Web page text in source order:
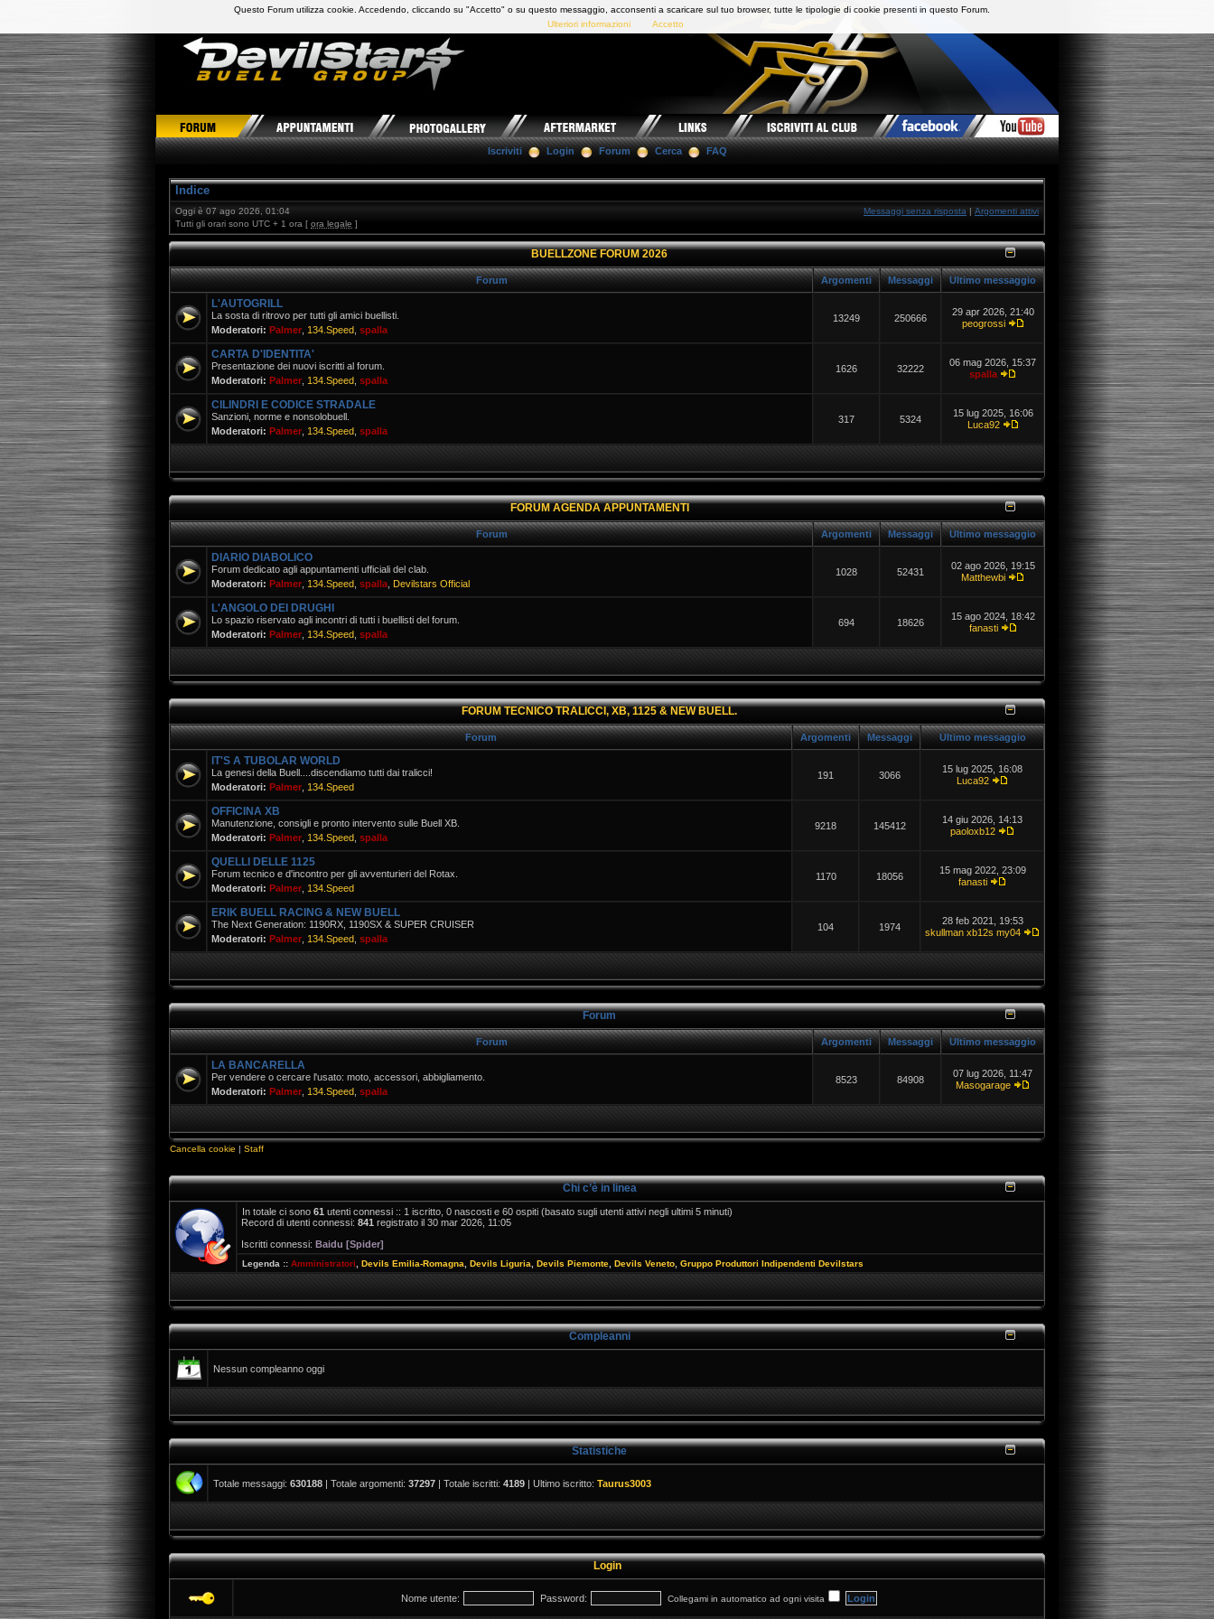
DevilStars Club Buell Italia
Iscriviti Login Forum Cerca FAQ
Indice
Oggi è 07 ago 2026, 01:04
Tutti gli orari sono UTC + 1 ora [ ora legale ]
Messaggi senza risposta | Argomenti attivi
BUELLZONE FORUM 2026
Forum Argomenti Messaggi Ultimo messaggio
L'AUTOGRILL
La sosta di ritrovo per tutti gli amici buellisti.
Moderatori: Palmer 134.Speed spalla
13249 250666
29 apr 2026, 21:40
peogrossi
CARTA D'IDENTITA'
Presentazione dei nuovi iscritti al forum.
Moderatori: Palmer 134.Speed spalla
1626 32222
06 mag 2026, 15:37
spalla
CILINDRI E CODICE STRADALE
Sanzioni, norme e nonsolobuell.
Moderatori: Palmer 134.Speed spalla
317 5324
15 lug 2025, 16:06
Luca92
FORUM AGENDA APPUNTAMENTI
Forum Argomenti Messaggi Ultimo messaggio
DIARIO DIABOLICO
Forum dedicato agli appuntamenti ufficiali del clab.
Moderatori: Palmer 134.Speed spalla Devilstars Official
1028 52431
02 ago 2026, 19:15
Matthewbi
L'ANGOLO DEI DRUGHI
Lo spazio riservato agli incontri di tutti i buellisti del forum.
Moderatori: Palmer 134.Speed spalla
694 18626
15 ago 2024, 18:42
fanasti
FORUM TECNICO TRALICCI, XB, 1125 & NEW BUELL.
Forum Argomenti Messaggi Ultimo messaggio
IT'S A TUBOLAR WORLD
La genesi della Buell....discendiamo tutti dai tralicci!
Moderatori: Palmer 134.Speed
191 3066
15 lug 2025, 16:08
Luca92
OFFICINA XB
Manutenzione, consigli e pronto intervento sulle Buell XB.
Moderatori: Palmer 134.Speed spalla
9218 145412
14 giu 2026, 14:13
paoloxb12
QUELLI DELLE 1125
Forum tecnico e d'incontro per gli avventurieri del Rotax.
Moderatori: Palmer 134.Speed
1170 18056
15 mag 2022, 23:09
fanasti
ERIK BUELL RACING & NEW BUELL
The Next Generation: 1190RX, 1190SX & SUPER CRUISER
Moderatori: Palmer 134.Speed spalla
104 1974
28 feb 2021, 19:53
skullman xb12s my04
Forum
Forum Argomenti Messaggi Ultimo messaggio
LA BANCARELLA
Per vendere o cercare l'usato: moto, accessori, abbigliamento.
Moderatori: Palmer 134.Speed spalla
8523 84908
07 lug 2026, 11:47
Masogarage
Cancella cookie | Staff
Chi c’è in linea
In totale ci sono 61 utenti connessi :: 1 iscritto, 0 nascosti e 60 ospiti (basato sugli utenti attivi negli ultimi 5 minuti)
Record di utenti connessi: 841 registrato il 30 mar 2026, 11:05
Iscritti connessi: Baidu [Spider]
Legenda :: Amministratori Devils Emilia-Romagna Devils Liguria Devils Piemonte Devils Veneto Gruppo Produttori Indipendenti Devilstars
Compleanni
Nessun compleanno oggi
Statistiche
Totale messaggi: 630188 | Totale argomenti: 37297 | Totale iscritti: 4189 | Ultimo iscritto: Taurus3003
Login
Nome utente: Password: Collegami in automatico ad ogni visita
Questo Forum utilizza cookie. Accedendo, cliccando su "Accetto" o su questo messaggio, acconsenti a scaricare sul tuo browser, tutte le tipologie di cookie presenti in questo Forum.
Ulteriori informazioni
Accetto